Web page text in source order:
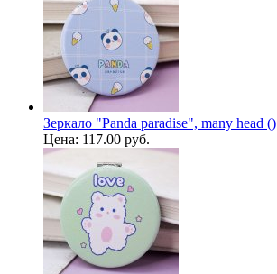
Зеркало "Panda paradise", many head ()
Цена: 117.00 руб.